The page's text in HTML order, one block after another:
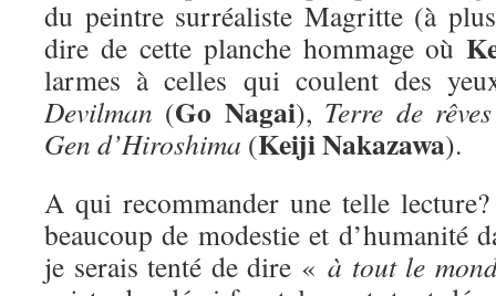
du peintre surréaliste Magritte (à
dire de cette planche hommage où
larmes à celles qui coulent des
Devilman (Go Nagai), Terre de rêves
Gen d’Hiroshima (Keiji Nakazawa).
A qui recommander une telle
beaucoup de modestie et d’humanité
je serais tenté de dire «à tout le